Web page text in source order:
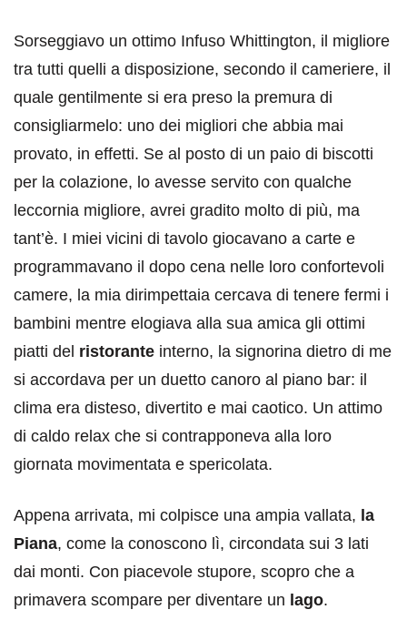
Sorseggiavo un ottimo Infuso Whittington, il migliore
tra tutti quelli a disposizione, secondo il cameriere, il
quale gentilmente si era preso la premura di
consigliarmelo: uno dei migliori che abbia mai
provato, in effetti. Se al posto di un paio di biscotti
per la colazione, lo avesse servito con qualche
leccornia migliore, avrei gradito molto di più, ma
tant’è. I miei vicini di tavolo giocavano a carte e
programmavano il dopo cena nelle loro confortevoli
camere, la mia dirimpettaia cercava di tenere fermi i
bambini mentre elogiava alla sua amica gli ottimi
piatti del ristorante interno, la signorina dietro di me
si accordava per un duetto canoro al piano bar: il
clima era disteso, divertito e mai caotico. Un attimo
di caldo relax che si contrapponeva alla loro
giornata movimentata e spericolata.
Appena arrivata, mi colpisce una ampia vallata, la
Piana, come la conoscono lì, circondata sui 3 lati
dai monti. Con piacevole stupore, scopro che a
primavera scompare per diventare un lago.